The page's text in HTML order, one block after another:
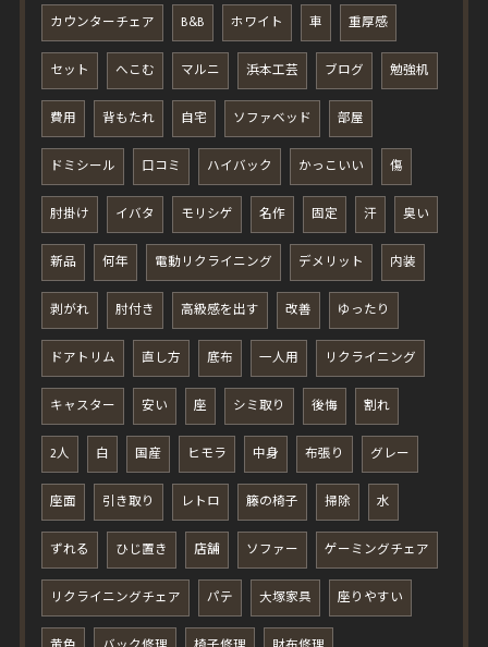
カウンターチェア B&B ホワイト 車 重厚感
セット へこむ マルニ 浜本工芸 ブログ 勉強机
費用 背もたれ 自宅 ソファベッド 部屋
ドミシール 口コミ ハイバック かっこいい 傷
肘掛け イバタ モリシゲ 名作 固定 汗 臭い
新品 何年 電動リクライニング デメリット 内装
剥がれ 肘付き 高級感を出す 改善 ゆったり
ドアトリム 直し方 底布 一人用 リクライニング
キャスター 安い 座 シミ取り 後悔 割れ
2人 白 国産 ヒモラ 中身 布張り グレー
座面 引き取り レトロ 籐の椅子 掃除 水
ずれる ひじ置き 店舗 ソファー ゲーミングチェア
リクライニングチェア パテ 大塚家具 座りやすい